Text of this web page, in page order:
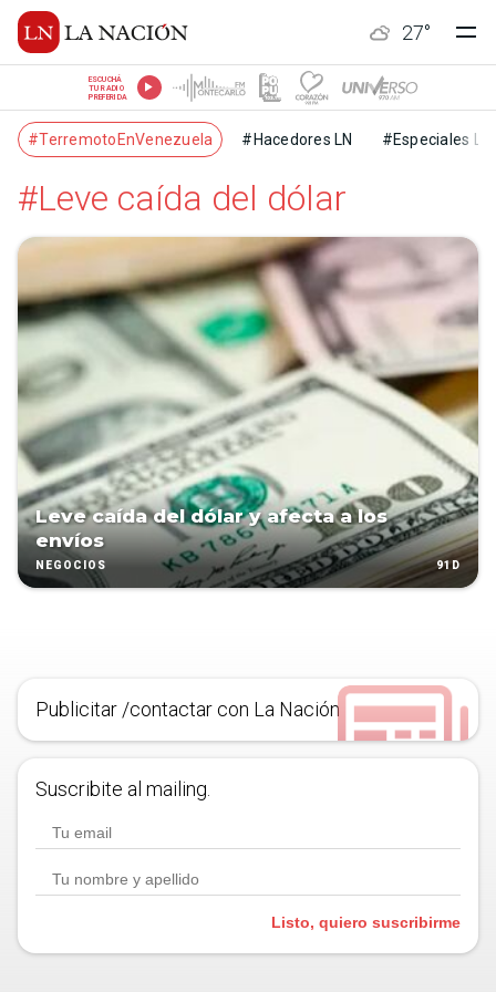
27°
ESCUCHÁ
TU RADIO
PREFERIDA
#TerremotoEnVenezuela #Hacedores LN #Especiales LN
#Leve caída del dólar
Leve caída del dólar y afecta a los
envíos
NEGOCIOS 91D
Publicitar /contactar con La Nación
Suscribite al mailing.
Listo, quiero suscribirme